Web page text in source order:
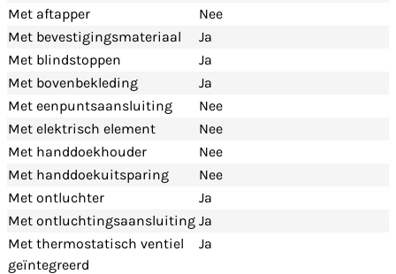
Met aftapper
Nee
Met bevestigingsmateriaal
Ja
Met blindstoppen
Ja
Met bovenbekleding
Ja
Met eenpuntsaansluiting
Nee
Met elektrisch element
Nee
Met handdoekhouder
Nee
Met handdoekuitsparing
Nee
Met ontluchter
Ja
Met ontluchtingsaansluiting Ja
Met thermostatisch ventiel
geïntegreerd
Ja